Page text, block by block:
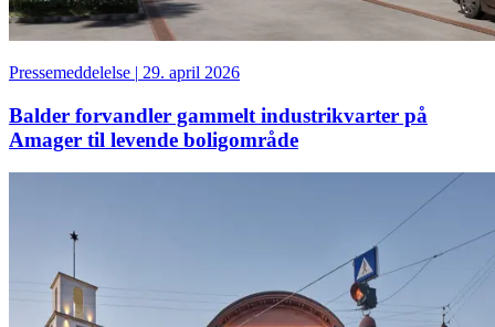
Pressemeddelelse | 29. april 2026
Balder forvandler gammelt industrikvarter på
Amager til levende boligområde